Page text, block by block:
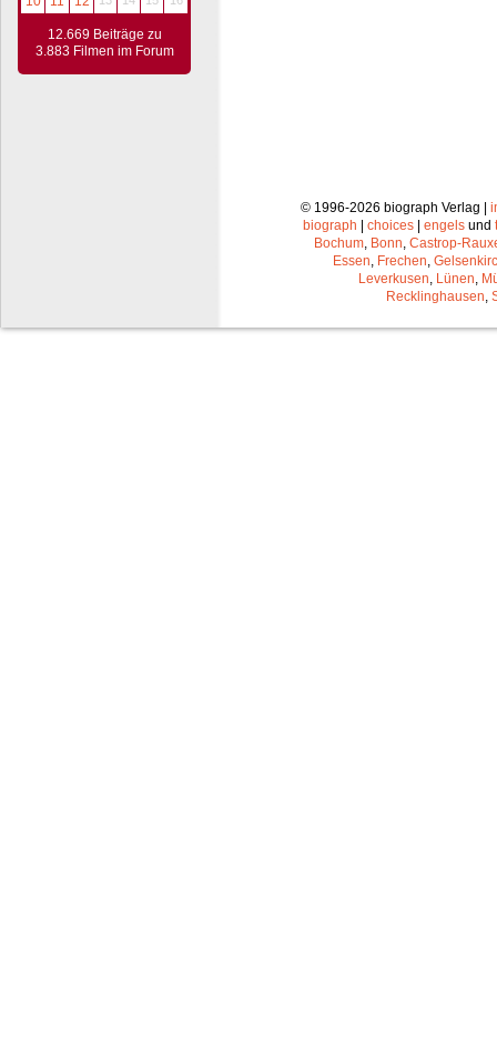
12.669 Beiträge zu
3.883 Filmen im Forum
© 1996-2026 biograph Verlag |
biograph
choices engels und
Bochum, Bonn, Castrop-
Essen, Frechen,
Leverkusen, Lünen,
Recklinghausen,